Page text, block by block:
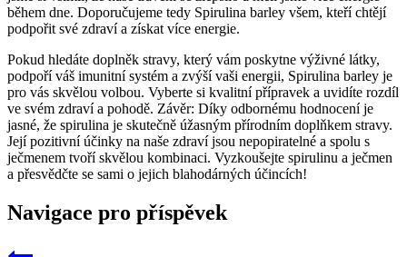
během dne. Doporučujeme tedy Spirulina barley všem, kteří chtějí
podpořit své zdraví a získat více energie.
Pokud hledáte doplněk stravy, který vám poskytne výživné látky,
podpoří váš imunitní systém a zvýší vaši energii, Spirulina barley je
pro vás skvělou volbou. Vyberte si kvalitní přípravek a uvidíte rozdíl
ve svém zdraví a pohodě. Závěr: Díky odbornému hodnocení je
jasné, že spirulina je skutečně úžasným přírodním doplňkem stravy.
Její pozitivní účinky na naše zdraví jsou nepopiratelné a spolu s
ječmenem tvoří skvělou kombinaci. Vyzkoušejte spirulinu a ječmen
a přesvědčte se sami o jejich blahodárných účincích!
Navigace pro příspěvek